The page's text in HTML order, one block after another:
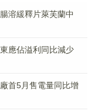
溶緩釋片萊芙蘭中
應佔溢利同比減少
首5月售電量同比增